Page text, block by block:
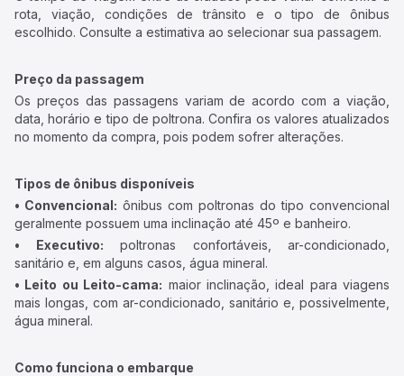
rota, viação, condições de trânsito e o tipo de ônibus
escolhido. Consulte a estimativa ao selecionar sua passagem.
Preço da passagem
Os preços das passagens variam de acordo com a viação,
data, horário e tipo de poltrona. Confira os valores atualizados
no momento da compra, pois podem sofrer alterações.
Tipos de ônibus disponíveis
• Convencional: ônibus com poltronas do tipo convencional
geralmente possuem uma inclinação até 45º e banheiro.
• Executivo: poltronas confortáveis, ar-condicionado,
sanitário e, em alguns casos, água mineral.
• Leito ou Leito-cama: maior inclinação, ideal para viagens
mais longas, com ar-condicionado, sanitário e, possivelmente,
água mineral.
Como funciona o embarque